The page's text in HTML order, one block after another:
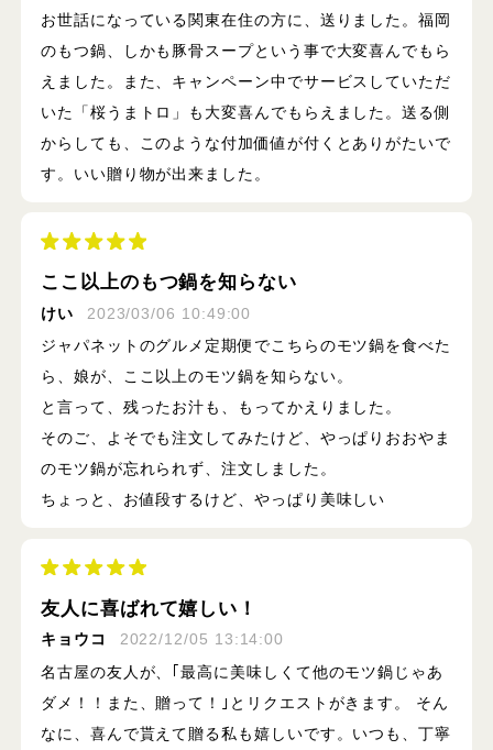
お世話になっている関東在住の方に、送りました。福岡
のもつ鍋、しかも豚骨スープという事で大変喜んでもら
えました。また、キャンペーン中でサービスしていただ
いた「桜うまトロ」も大変喜んでもらえました。送る側
からしても、このような付加価値が付くとありがたいで
す。いい贈り物が出来ました。
ここ以上のもつ鍋を知らない
けい
2023/03/06 10:49:00
ジャパネットのグルメ定期便でこちらのモツ鍋を食べた
ら、娘が、ここ以上のモツ鍋を知らない。
と言って、残ったお汁も、もってかえりました。
そのご、よそでも注文してみたけど、やっぱりおおやま
のモツ鍋が忘れられず、注文しました。
ちょっと、お値段するけど、やっぱり美味しい
友人に喜ばれて嬉しい！
キョウコ
2022/12/05 13:14:00
名古屋の友人が、｢最高に美味しくて他のモツ鍋じゃあ
ダメ！！また、贈って！｣とリクエストがきます。 そん
なに、喜んで貰えて贈る私も嬉しいです。いつも、丁寧